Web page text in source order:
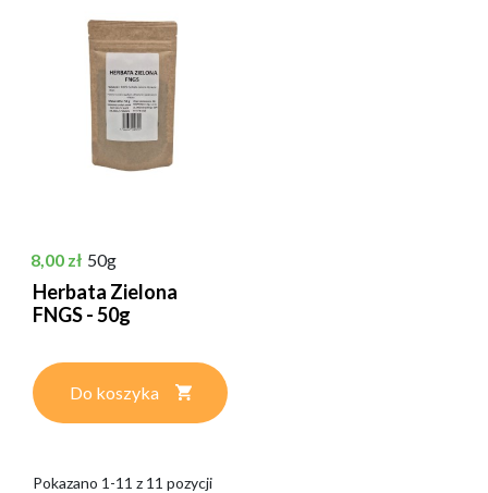
Cena
8,00 zł 50g
Herbata Zielona
FNGS - 50g
Do koszyka
Pokazano 1-11 z 11 pozycji